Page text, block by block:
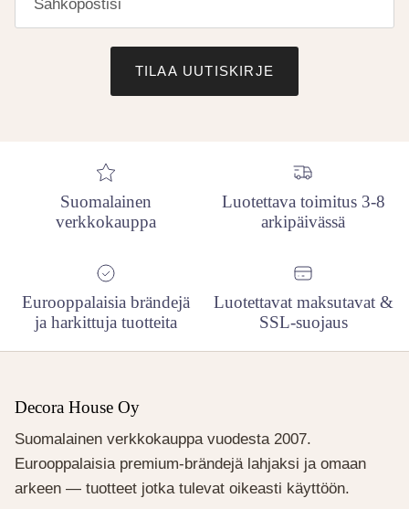
TILAA UUTISKIRJE
Suomalainen
verkkokauppa
Luotettava toimitus 3-8
arkipäivässä
Eurooppalaisia brändejä
ja harkittuja tuotteita
Luotettavat maksutavat &
SSL-suojaus
Decora House Oy
Suomalainen verkkokauppa vuodesta 2007.
Eurooppalaisia premium-brändejä lahjaksi ja omaan
arkeen — tuotteet jotka tulevat oikeasti käyttöön.